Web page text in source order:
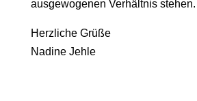
ausgewogenen Verhältnis stehen.
Herzliche Grüße
Nadine Jehle